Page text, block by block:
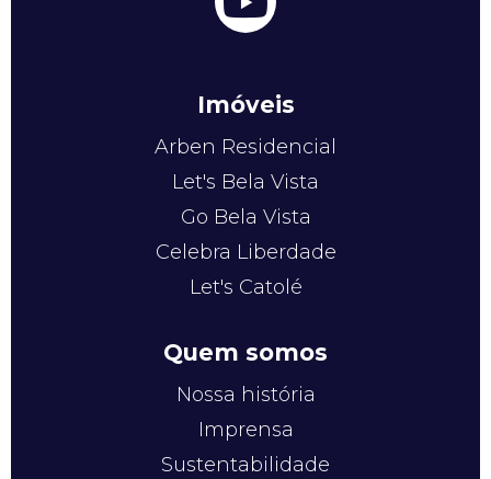
Imóveis
Arben Residencial
Let's Bela Vista
Go Bela Vista
Celebra Liberdade
Let's Catolé
Quem somos
Nossa história
Imprensa
Sustentabilidade